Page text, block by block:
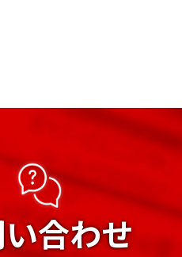
合わせ